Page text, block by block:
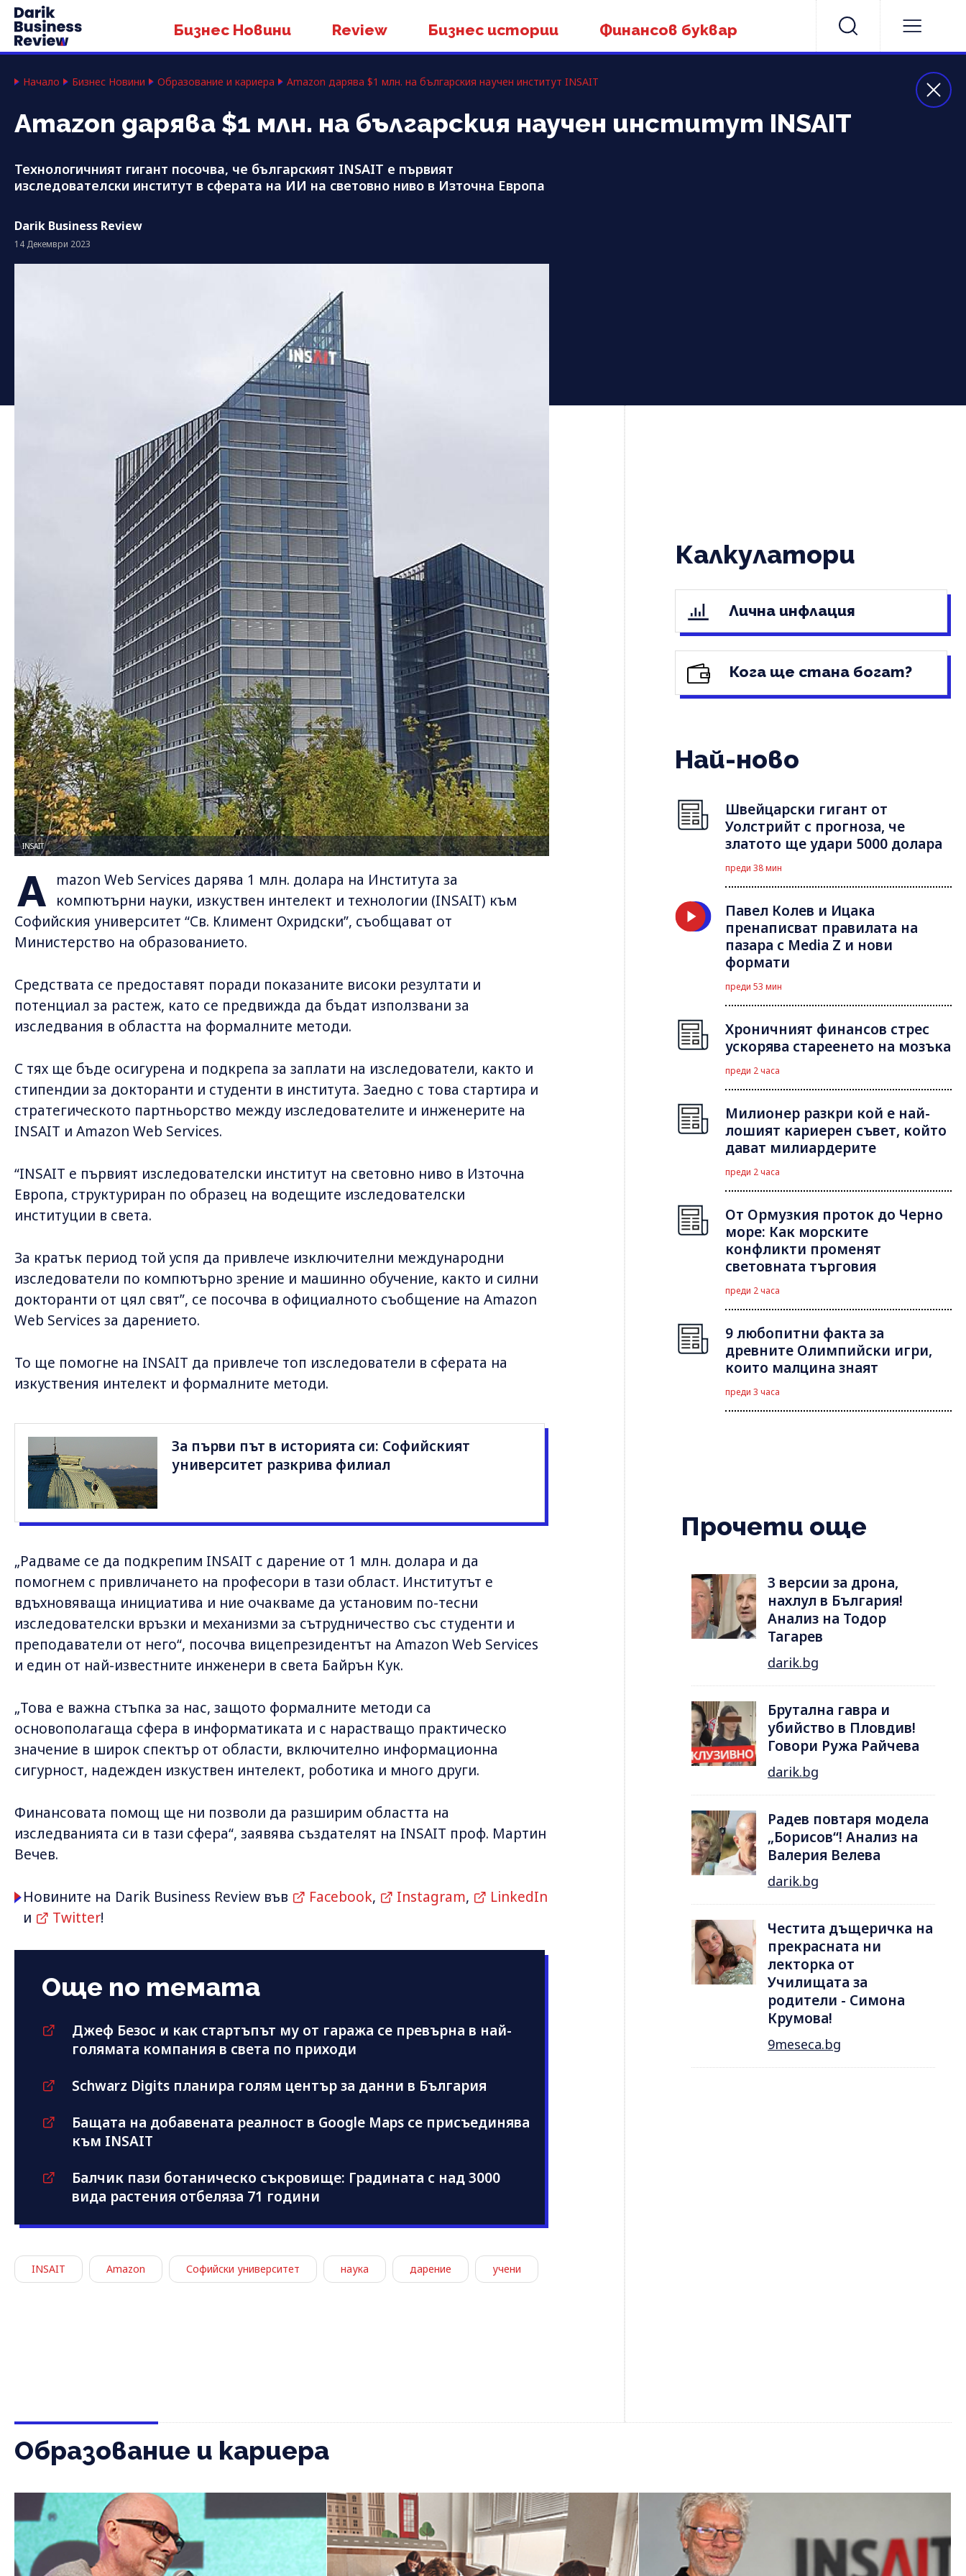
Бизнес Новини Review Бизнес истории Финансов буквар
Начало Бизнес Новини Образование и кариера Amazon дарява $1 млн. на българския научен институт INSAIT
Amazon дарява $1 млн. на българския научен институт INSAIT
Технологичният гигант посочва, че българският INSAIT е първият
изследователски институт в сферата на ИИ на световно ниво в Източна Европa
Darik Business Review
14 Декември 2023
INSAIT
A
mazon Web Services дарява 1 млн. долара на Института за
компютърни науки, изкуствен интелект и технологии (INSAIT) към
Софийския университет “Св. Климент Охридски”, съобщават от
Министерство на образованието.
Средствата се предоставят поради показаните високи резултати и
потенциал за растеж, като се предвижда да бъдат използвани за
изследвания в областта на формалните методи.
С тях ще бъде осигурена и подкрепа за заплати на изследователи, както и
стипендии за докторанти и студенти в института. Заедно с това стартира и
стратегическото партньорство между изследователите и инженерите на
INSAIT и Amazon Web Services.
“INSAIT е първият изследователски институт на световно ниво в Източна
Европа, структуриран по образец на водещите изследователски
институции в света.
За кратък период той успя да привлече изключителни международни
изследователи по компютърно зрение и машинно обучение, както и силни
докторанти от цял свят”, се посочва в официалното съобщение на Amazon
Web Services за дарението.
То ще помогне на INSAIT да привлече топ изследователи в сферата на
изкуствения интелект и формалните методи.
За първи път в историята си: Софийският
университет разкрива филиал
„Радваме се да подкрепим INSAIT с дарение от 1 млн. долара и да
помогнем с привличането на професори в тази област. Институтът е
вдъхновяваща инициатива и ние очакваме да установим по-тесни
изследователски връзки и механизми за сътрудничество със студенти и
преподаватели от него“, посочва вицепрезидентът на Amazon Web Services
и един от най-известните инженери в света Байрън Кук.
„Това е важна стъпка за нас, защото формалните методи са
основополагаща сфера в информатиката и с нарастващо практическо
значение в широк спектър от области, включително информационна
сигурност, надежден изкуствен интелект, роботика и много други.
Финансовата помощ ще ни позволи да разширим областта на
изследванията си в тази сфера“, заявява създателят на INSAIT проф. Мартин
Вечев.
Новините на Darik Business Review във Facebook, Instagram,
LinkedIn
и
Twitter!
Още по темата
Джеф Безос и как стартъпът му от гаража се превърна в най-
голямата компания в света по приходи
Schwarz Digits планира голям център за данни в България
Бащата на добавената реалност в Google Maps се присъединява
към INSAIT
Балчик пази ботаническо съкровище: Градината с над 3000
вида растения отбеляза 71 години
INSAIT Amazon Софийски университет наука дарение учени
Калкулатори
Лична инфлация
Кога ще стана богат?
Най-ново
Швейцарски гигант от
Уолстрийт с прогноза, че
златото ще удари 5000 долара
преди 38 мин
Павел Колев и Ицака
пренаписват правилата на
пазара с Media Z и нови
формати
преди 53 мин
Хроничният финансов стрес
ускорява стареенето на мозъка
преди 2 часа
Милионер разкри кой е най-
лошият кариерен съвет, който
дават милиардерите
преди 2 часа
От Ормузкия проток до Черно
море: Как морските
конфликти променят
световната търговия
преди 2 часа
9 любопитни факта за
древните Олимпийски игри,
които малцина знаят
преди 3 часа
Прочети още
3 версии за дрона,
нахлул в България!
Анализ на Тодор
Тагарев
darik.bg
Брутална гавра и
убийство в Пловдив!
Говори Ружа Райчева
darik.bg
Радев повтаря модела
„Борисов“! Анализ на
Валерия Велева
darik.bg
Честита дъщеричка на
прекрасната ни
лекторка от
Училищата за
родители - Симона
Крумова!
9meseca.bg
Образование и кариера